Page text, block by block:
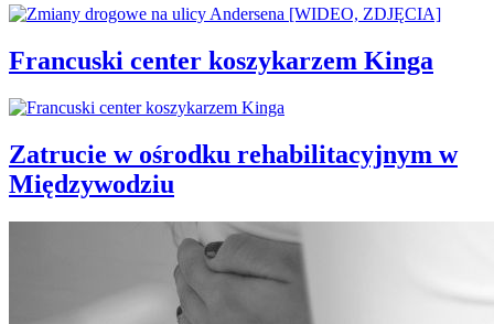
Francuski center koszykarzem Kinga
Zatrucie w ośrodku rehabilitacyjnym w
Międzywodziu